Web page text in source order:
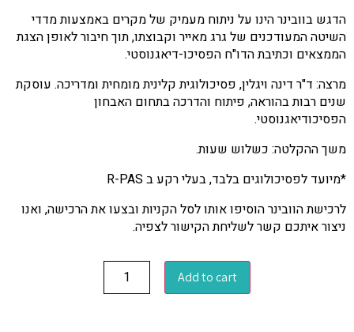
הדגש בוובינר הינו על ניתוח מעמיק של מקרים באמצעות מדדי
השיטה המעודכנים של גרג מאייר וקבוצתו, תוך חיבור לאופן הצגת
הממצאים וכתיבת הדו"ח הפסיכו-דיאגנוסטי.
מרצה: ד"ר דינה ויגלין, פסיכולוגית קלינית מומחית ומדריכה. עוסקת
שנים רבות בהוראה, פיתוח והדרכה בתחום האבחון
הפסיכודיאגנוסטי.
משך ההקלטה: כשלוש שעות.
*מיועד לפסיכולוגים בלבד, בעלי רקע ב R-PAS
לרכישת הוובינר הוסיפו אותו לסל הקניות ובצעו את הרכישה, ואנו
ניצור איתכם קשר לשליחת הקישור לצפיה.
Add to cart